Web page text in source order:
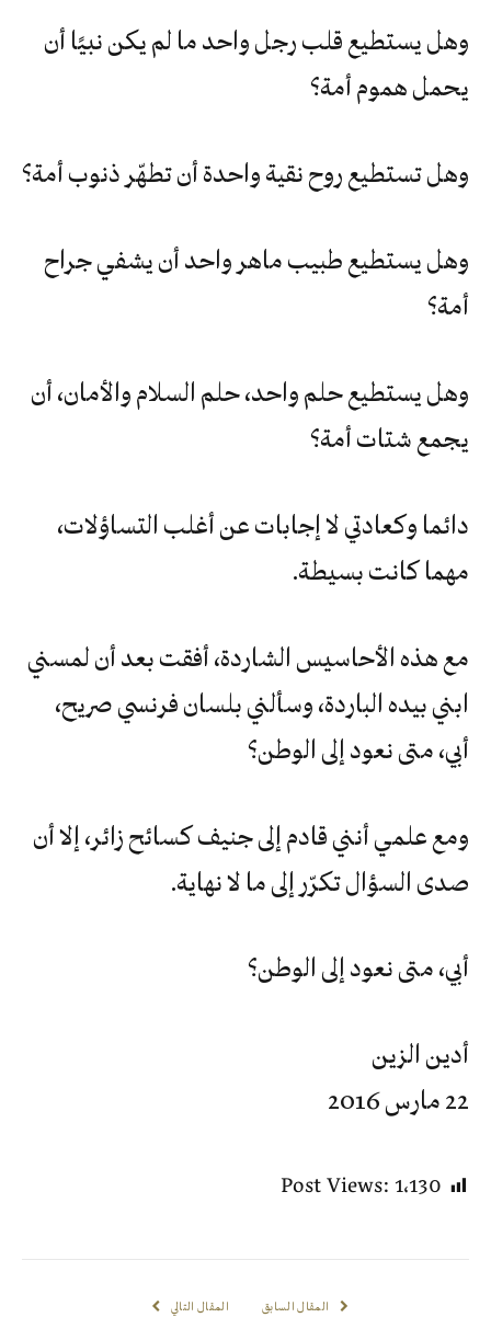
وهل يستطيع قلب رجل واحد ما لم يكن نبيًا أن
يحمل هموم أمة؟
وهل تستطيع روح نقية واحدة أن تطهّر ذنوب أمة؟
وهل يستطيع طبيب ماهر واحد أن يشفي جراح
أمة؟
وهل يستطيع حلم واحد، حلم السلام والأمان، أن
يجمع شتات أمة؟
دائما وكعادتي لا إجابات عن أغلب التساؤلات،
مهما كانت بسيطة.
مع هذه الأحاسيس الشاردة، أفقت بعد أن لمسني
ابني بيده الباردة، وسألني بلسان فرنسي صريح،
أبي، متى نعود إلى الوطن؟
ومع علمي أنني قادم إلى جنيف كسائح زائر، إلا أن
صدى السؤال تكرّر إلى ما لا نهاية.
أبي، متى نعود إلى الوطن؟
أدين الزين
22 مارس 2016
Post Views:1٬130
المقال السابق المقال التالي